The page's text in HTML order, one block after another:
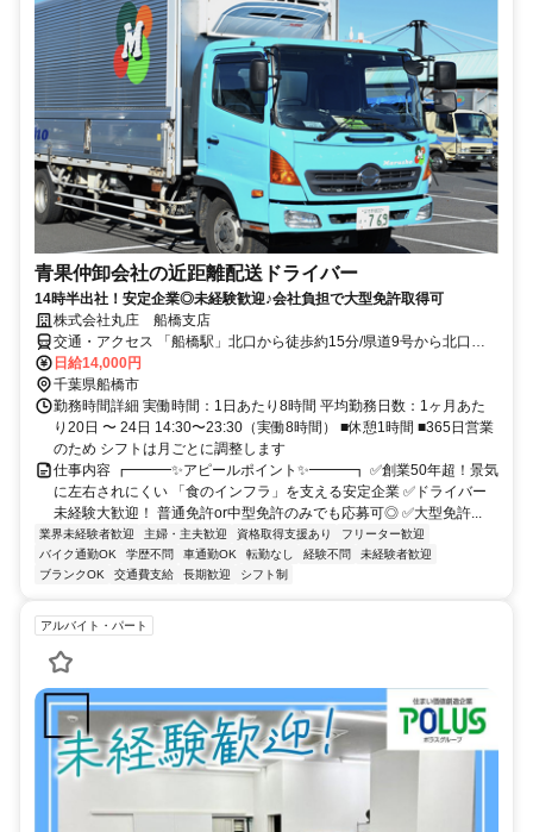
青果仲卸会社の近距離配送ドライバー
14時半出社！安定企業◎未経験歓迎♪会社負担で大型免許取得可
株式会社丸庄 船橋支店
交通・アクセス 「船橋駅」北口から徒歩約15分/県道9号から北口十
字路を入ってから車で2分。
日給14,000円
千葉県船橋市
勤務時間詳細 実働時間：1日あたり8時間 平均勤務日数：1ヶ月あた
り20日 〜 24日 14:30〜23:30（実働8時間） ■休憩1時間 ■365日営業
のため シフトは月ごとに調整します
仕事内容 ┏━━━✨アピールポイント✨━━━┓ ✅創業50年超！景気
に左右されにくい 「食のインフラ」を支える安定企業 ✅ドライバー
未経験大歓迎！ 普通免許or中型免許のみでも応募可◎ ✅大型免許...
業界未経験者歓迎 主婦・主夫歓迎 資格取得支援あり
フリーター歓迎
バイク通勤OK
学歴不問 車通勤OK 転勤なし 経験不問
未経験者歓迎
ブランクOK
交通費支給 長期歓迎 シフト制
アルバイト・パート